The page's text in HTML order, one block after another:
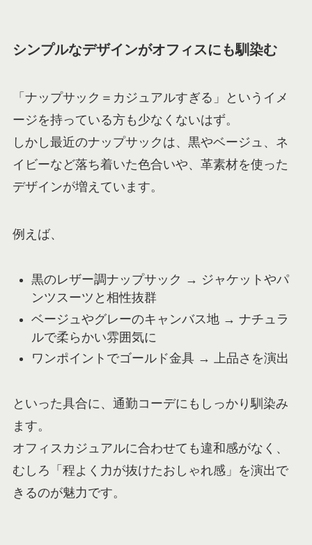
シンプルなデザインがオフィスにも馴染む
「ナップサック＝カジュアルすぎる」というイメ
ージを持っている方も少なくないはず。
しかし最近のナップサックは、黒やベージュ、ネ
イビーなど落ち着いた色合いや、革素材を使った
デザインが増えています。
例えば、
黒のレザー調ナップサック → ジャケットやパ
ンツスーツと相性抜群
ベージュやグレーのキャンバス地 → ナチュラ
ルで柔らかい雰囲気に
ワンポイントでゴールド金具 → 上品さを演出
といった具合に、通勤コーデにもしっかり馴染み
ます。
オフィスカジュアルに合わせても違和感がなく、
むしろ「程よく力が抜けたおしゃれ感」を演出で
きるのが魅力です。